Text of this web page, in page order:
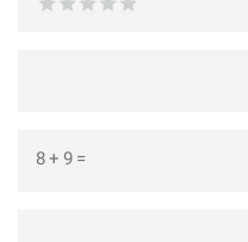
=
9
+
8